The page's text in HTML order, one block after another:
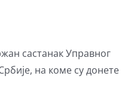
састанак Управног
на коме су донете